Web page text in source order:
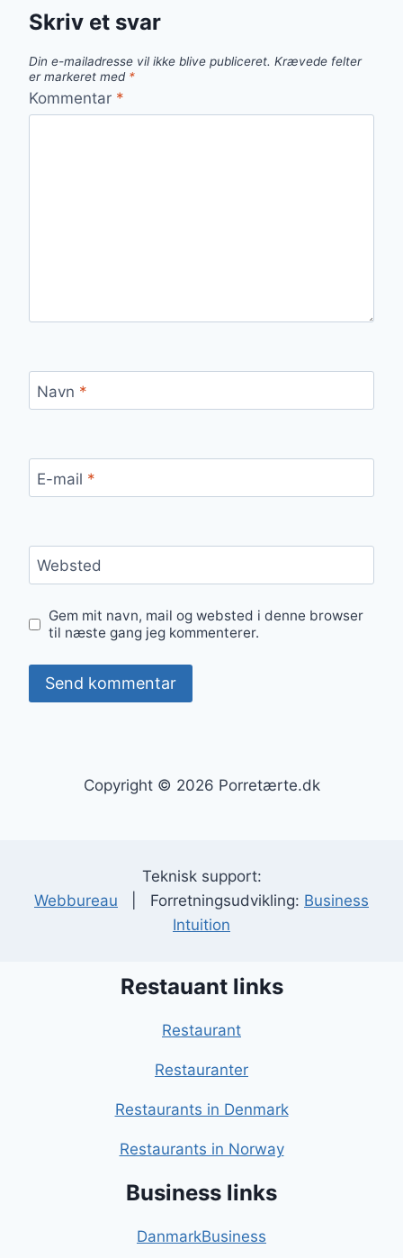
Skriv et svar
Din e-mailadresse vil ikke blive publiceret. Krævede felter
er markeret med *
Kommentar *
Navn *
E-mail *
Websted
Gem mit navn, mail og websted i denne browser
til næste gang jeg kommenterer.
Copyright © 2026 Porretærte.dk
Teknisk support:
Webbureau | Forretningsudvikling: Business
Intuition
Restauant links
Restaurant
Restauranter
Restaurants in Denmark
Restaurants in Norway
Business links
DanmarkBusiness